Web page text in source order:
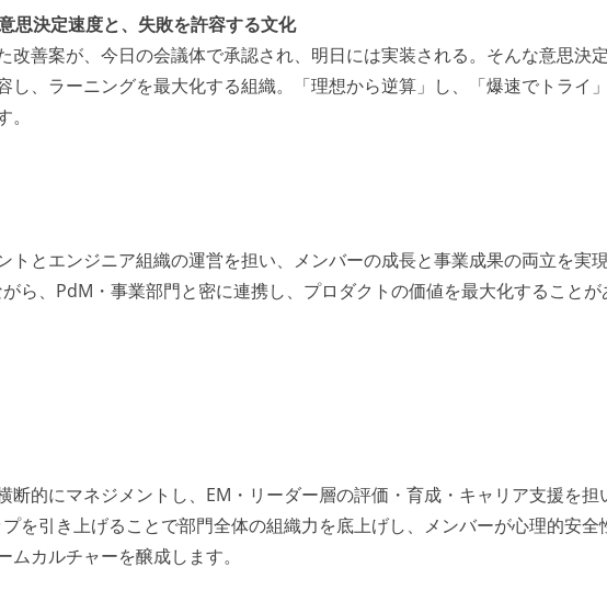
思決定速度と、失敗を許容する文化
改善案が、今日の会議体で承認され、明日には実装される。そんな意思決
し、ラーニングを最大化する組織。「理想から逆算」し、「爆速でトライ
トとエンジニア組織の運営を担い、メンバーの成長と事業成果の両立を実
ら、PdM・事業部門と密に連携し、プロダクトの価値を最大化することが
断的にマネジメントし、EM・リーダー層の評価・育成・キャリア支援を担
を引き上げることで部門全体の組織力を底上げし、メンバーが心理的安全
カルチャーを醸成します。